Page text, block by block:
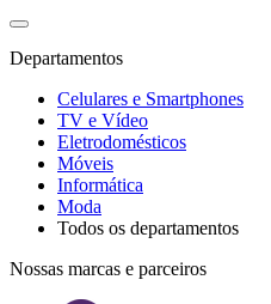
Departamentos
Celulares e Smartphones
TV e Vídeo
Eletrodomésticos
Móveis
Informática
Moda
Todos os departamentos
Nossas marcas e parceiros